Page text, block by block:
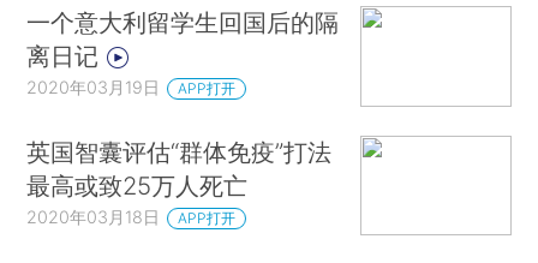
一个意大利留学生回国后的隔
离日记
2020年03月19日 APP打开
英国智囊评估“群体免疫”打法
最高或致25万人死亡
2020年03月18日 APP打开